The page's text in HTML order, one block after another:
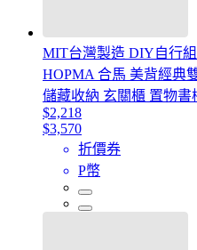
MIT台灣製造 DIY自行
HOPMA 合馬 美背經典
儲藏收納 玄關櫃 置物書
$2,218
$3,570
折價券
P幣